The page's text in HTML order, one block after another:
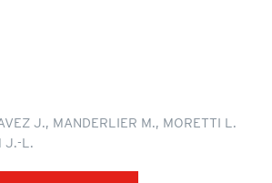
J., MANDERLIER M., MORETTI L.
J.-L.